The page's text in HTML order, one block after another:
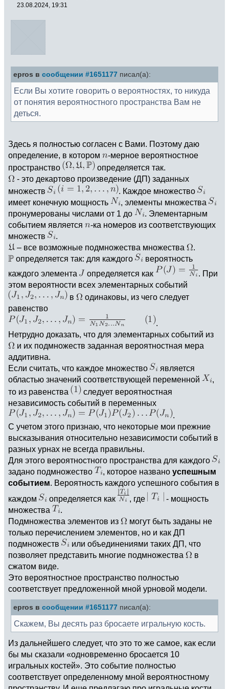
23.08.2024, 19:31
epros в сообщении #1651177 писал(а):
Если Вы хотите говорить о вероятностях, то никуда
от понятия вероятностного пространства Вам не
деться.
Здесь я полностью согласен с Вами. Поэтому даю
определение, в котором
-мерное вероятностное
пространство
определяется так.
- это декартово произведение (ДП) заданных
множеств
. Каждое множество
имеет конечную мощность
, элементы множества
пронумерованы числами от 1 до
. Элементарным
событием является
-ка номеров из соответствующих
множеств
.
– все возможные подмножества множества
.
определяется так: для каждого
вероятность
каждого элемента
определяется как
. При
этом вероятности всех элементарных событий
в
одинаковы, из чего следует
равенство
.
Нетрудно доказать, что для элементарных событий из
и их подмножеств заданная вероятностная мера
аддитивна.
Если считать, что каждое множество
является
областью значений соответствующей переменной
,
то из равенства
следует вероятностная
независимость событий в переменных
.
С учетом этого признаю, что некоторые мои прежние
высказывания относительно независимости событий в
разных урнах не всегда правильны.
Для этого вероятностного пространства для каждого
задано подмножество
, которое названо успешным
событием. Вероятность каждого успешного события в
каждом
определяется как , где
- мощность
множества
.
Подмножества элементов из
могут быть заданы не
только перечислением элементов, но и как ДП
подмножеств
или объединениями таких ДП, что
позволяет представить многие подмножества
в
сжатом виде.
Это вероятностное пространство полностью
соответствует предложенной мной урновой модели.
epros в сообщении #1651177 писал(а):
Скажем, Вы десять раз бросаете игральную кость.
Из дальнейшего следует, что это то же самое, как если
бы мы сказали «одновременно бросается 10
игральных костей». Это событие полностью
соответствует определенному мной вероятностному